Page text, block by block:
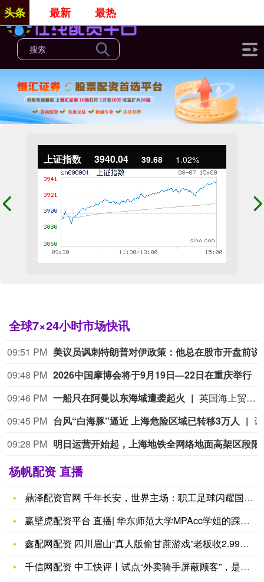
上证指数 3940.04 39.68 1.02%
全球7×24小时市场快讯
09:51 PM
09:48 PM 2026中国摩博会将于9月19日—22日在重庆举行
09:46 PM 一船只在阿曼以东海域遭袭起火
英国海上贸易行动办公室（UKMTO）当地时间8日收到报告称，阿曼海塞卜以东18海里处发生一起突发事件。经核实的消息来源报告称，一艘船只遭“不明投射物”击中并引发火灾，目前火势已被扑灭。消息称船员均安全。有关部门正在对事件展开调查。英国海上贸易行动办公室建议过往船只谨慎航行。（央视新闻）
09:45 PM 台风“白海豚”逼近 上海危险区域已转移3万人
09:28 PM
杨帆配资 直播
鼎泽配资官网 千年长安，世界主场：职工足球闪耀国际顶级球场
赢壁虎配资平台 直播| 华东师范大学MPAcc学姐的踩坑复盘
鑫配网配资 四川眉山“真人版偷甘蔗游戏”老板收2.99元入场
千信网配资 中工快评丨试点“外卖骑手屏蔽顾客”，是在推动相互
头条 最新 最热